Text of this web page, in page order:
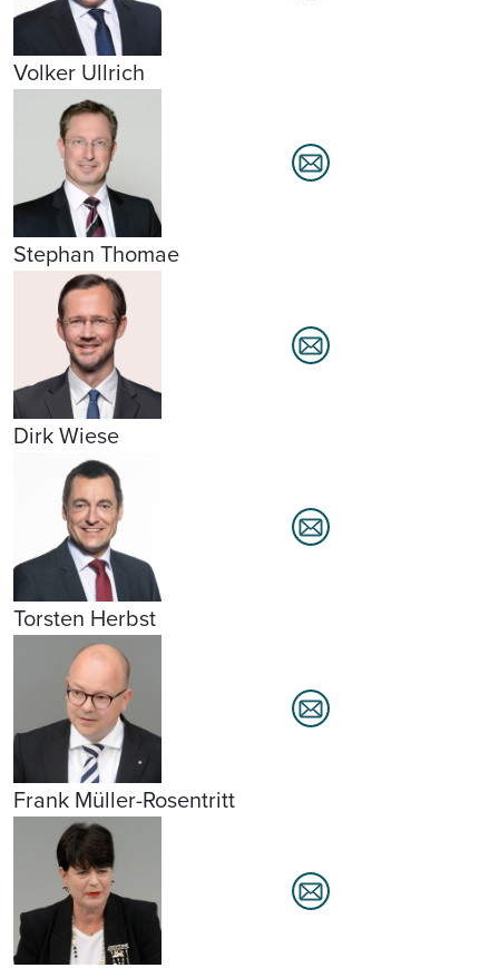
Volker Ullrich
Stephan Thomae
Dirk Wiese
Torsten Herbst
Frank Müller-Rosentritt